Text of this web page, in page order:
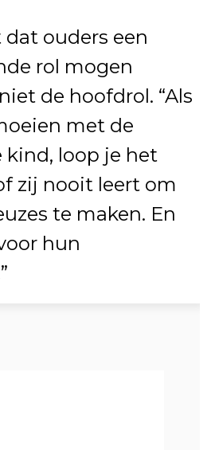
ouders een
rol mogen
de hoofdrol. “Als
met de
kind, loop je het
zij nooit leert om
te maken. En
hun